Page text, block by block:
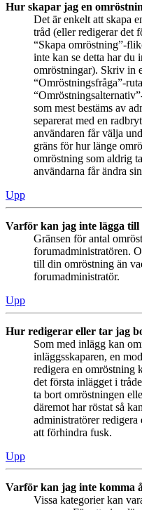
Hur skapar jag en
Det är enkelt att skapa
tråd (eller redigerar det
“Skapa omröstning”-
inte kan se detta har du
omröstningar). Skriv in
“Omröstningsfråga”-
som mest bestäms av
separerat med en
användaren får välja
gräns för hur länge
omröstning som aldrig
användarna får ändra
Upp
Varför kan jag inte lägga
Gränsen för antal
forumadministratören.
till din omröstning än
forumadministratör.
Upp
Hur redigerar eller tar jag
Som med inlägg kan
inläggsskaparen, en
redigera en omröstning
det första inlägget i
ta bort omröstningen
däremot har röstat så
administratörer
att förhindra fusk.
Upp
Varför kan jag inte komma
Vissa kategorier kan